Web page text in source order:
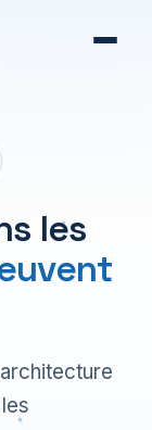
les